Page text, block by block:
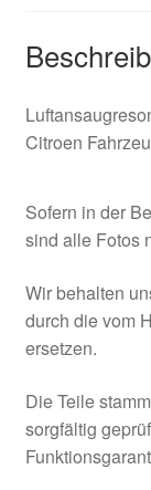
Citroen
Sofern in der
sind alle Fotos
Wir behalten
durch die vom
ersetzen.
Die Teile
sorgfältig